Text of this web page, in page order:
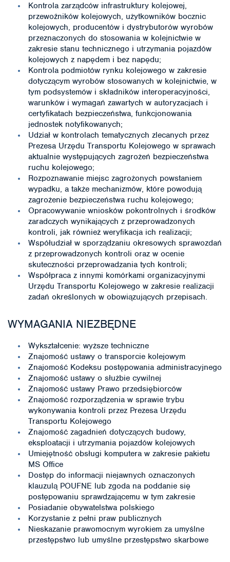
Kontrola zarządców infrastruktury kolejowej,
przewoźników kolejowych, użytkowników bocznic
kolejowych, producentów i dystrybutorów wyrobów
przeznaczonych do stosowania w kolejnictwie w
zakresie stanu technicznego i utrzymania pojazdów
kolejowych z napędem i bez napędu;
Kontrola podmiotów rynku kolejowego w zakresie
dotyczącym wyrobów stosowanych w kolejnictwie, w
tym podsystemów i składników interoperacyjności,
warunków i wymagań zawartych w autoryzacjach i
certyfikatach bezpieczeństwa, funkcjonowania
jednostek notyfikowanych;
Udział w kontrolach tematycznych zlecanych przez
Prezesa Urzędu Transportu Kolejowego w sprawach
aktualnie występujących zagrożeń bezpieczeństwa
ruchu kolejowego;
Rozpoznawanie miejsc zagrożonych powstaniem
wypadku, a także mechanizmów, które powodują
zagrożenie bezpieczeństwa ruchu kolejowego;
Opracowywanie wniosków pokontrolnych i środków
zaradczych wynikających z przeprowadzonych
kontroli, jak również weryfikacja ich realizacji;
Współudział w sporządzaniu okresowych sprawozdań
z przeprowadzonych kontroli oraz w ocenie
skuteczności przeprowadzania tych kontroli;
Współpraca z innymi komórkami organizacyjnymi
Urzędu Transportu Kolejowego w zakresie realizacji
zadań określonych w obowiązujących przepisach.
WYMAGANIA NIEZBĘDNE
Wykształcenie: wyższe techniczne
Znajomość ustawy o transporcie kolejowym
Znajomość Kodeksu postępowania administracyjnego
Znajomość ustawy o służbie cywilnej
Znajomość ustawy Prawo przedsiębiorców
Znajomość rozporządzenia w sprawie trybu
wykonywania kontroli przez Prezesa Urzędu
Transportu Kolejowego
Znajomość zagadnień dotyczących budowy,
eksploatacji i utrzymania pojazdów kolejowych
Umiejętność obsługi komputera w zakresie pakietu
MS Office
Dostęp do informacji niejawnych oznaczonych
klauzulą POUFNE lub zgoda na poddanie się
postępowaniu sprawdzającemu w tym zakresie
Posiadanie obywatelstwa polskiego
Korzystanie z pełni praw publicznych
Nieskazanie prawomocnym wyrokiem za umyślne
przestępstwo lub umyślne przestępstwo skarbowe